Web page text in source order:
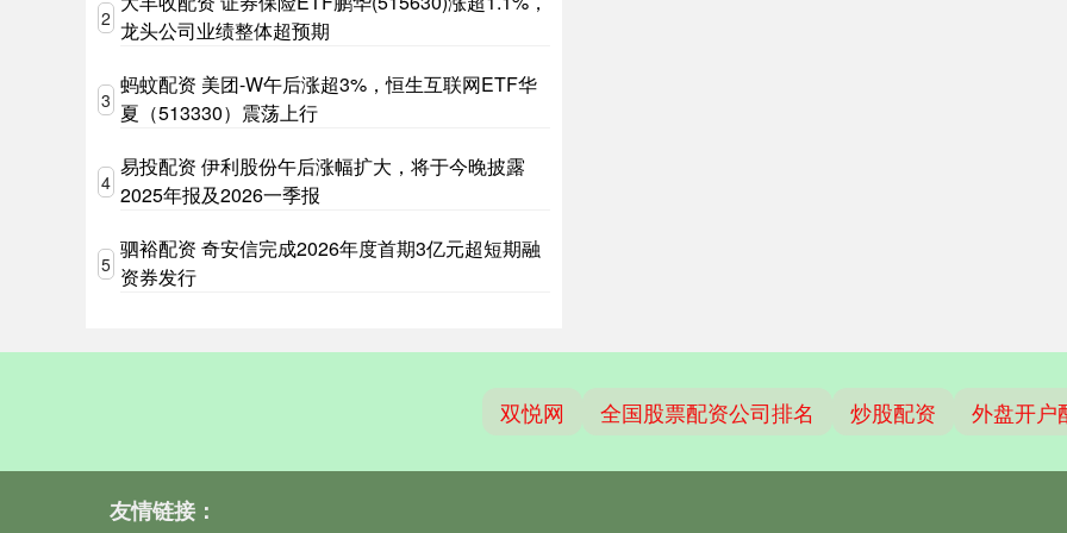
2 龙头公司业绩整体超预期
3
蚂蚊配资 美团-W午后涨超3%，恒生互联网ETF华
夏（513330）震荡上行
4
易投配资 伊利股份午后涨幅扩大，将于今晚披露
2025年报及2026一季报
5
驷裕配资 奇安信完成2026年度首期3亿元超短期融
资券发行
双悦网 全国股票配资公司排名 炒股配资 外盘开户
友情链接：